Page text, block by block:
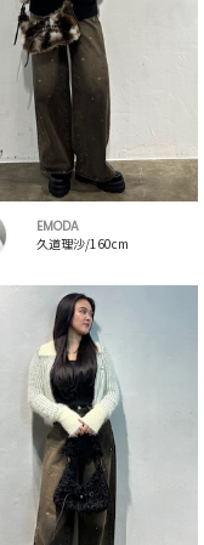
EMODA
久道理沙/160cm